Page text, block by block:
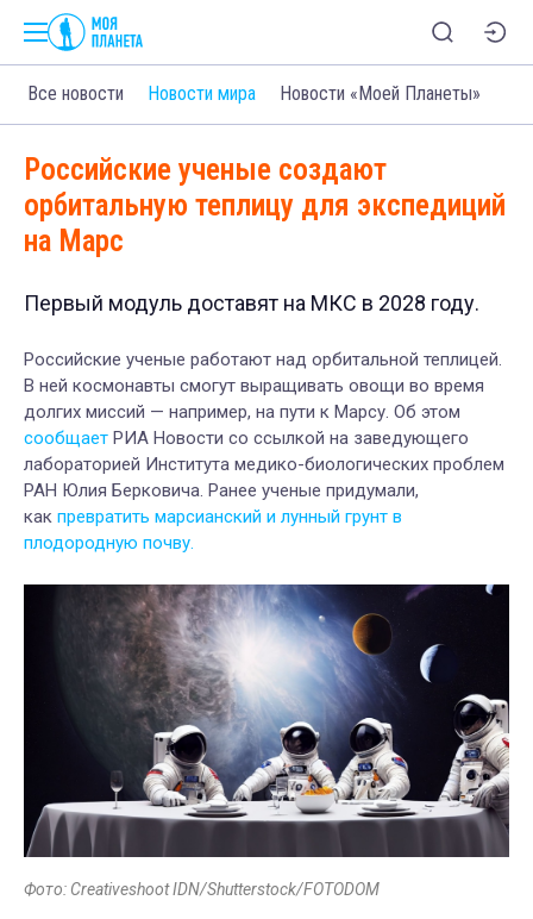
Все новости Новости мира Новости «Моей Планеты»
Российские ученые создают
орбитальную теплицу для экспедиций
на Марс
Первый модуль доставят на МКС в 2028 году.
Российские ученые работают над орбитальной теплицей.
В ней космонавты смогут выращивать овощи во время
долгих миссий — например, на пути к Марсу. Об этом
сообщает РИА Новости со ссылкой на заведующего
лабораторией Института медико-биологических проблем
РАН Юлия Берковича. Ранее ученые придумали,
как превратить марсианский и лунный грунт в
плодородную почву.
Фото: Creativeshoot IDN/Shutterstock/FOTODOM